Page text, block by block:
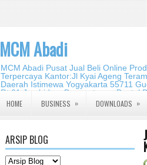
MCM Abadi
MCM Abadi Pusat Jual Beli Online
Terpercaya Kantor:Jl Kyai Ageng
Daerah Istimewa Yogyakarta 55711
Rt.01,Jambidan,
2140 2988
HOME BUSINESS » DOWNLOADS »
ARSIP BLOG